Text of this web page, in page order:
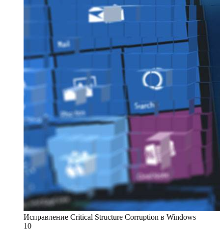
Исправление Critical Structure Corruption в Windows
10